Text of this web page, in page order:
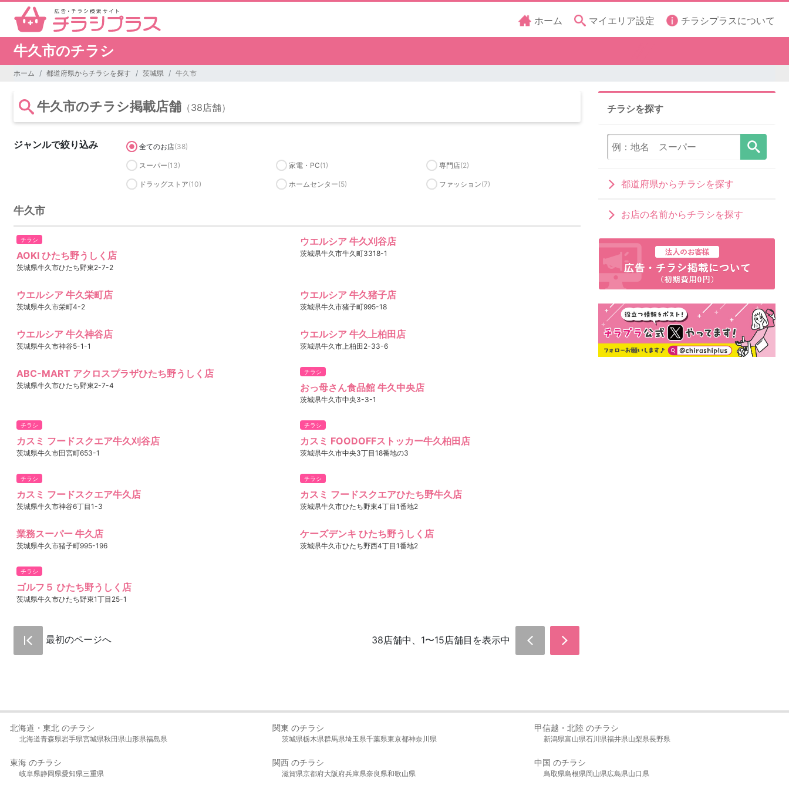
ホーム マイエリア設定 チラシプラスについて
牛久市のチラシ
ホーム 都道府県からチラシを探す 茨城県 牛久市
牛久市のチラシ掲載店舗 （38店舗）
ジャンルで絞り込み 全てのお店(38)
スーパー(13) 家電・PC(1) 専門店(2)
ドラッグストア(10) ホームセンター(5) ファッション(7)
牛久市
チラシ
AOKI ひたち野うしく店
茨城県牛久市ひたち野東2-7-2
ウエルシア 牛久刈谷店
茨城県牛久市牛久町3318-1
ウエルシア 牛久栄町店
茨城県牛久市栄町4-2
ウエルシア 牛久猪子店
茨城県牛久市猪子町995-18
ウエルシア 牛久神谷店
茨城県牛久市神谷5-1-1
ウエルシア 牛久上柏田店
茨城県牛久市上柏田2-33-6
ABC-MART アクロスプラザひたち野うしく店
茨城県牛久市ひたち野東2-7-4
チラシ
おっ母さん食品館 牛久中央店
茨城県牛久市中央3-3-1
チラシ
カスミ フードスクエア牛久刈谷店
茨城県牛久市田宮町653-1
チラシ
カスミ FOODOFFストッカー牛久柏田店
茨城県牛久市中央3丁目18番地の3
チラシ
カスミ フードスクエア牛久店
茨城県牛久市神谷6丁目1-3
チラシ
カスミ フードスクエアひたち野牛久店
茨城県牛久市ひたち野東4丁目1番地2
業務スーパー 牛久店
茨城県牛久市猪子町995-196
ケーズデンキ ひたち野うしく店
茨城県牛久市ひたち野西4丁目1番地2
チラシ
ゴルフ５ ひたち野うしく店
茨城県牛久市ひたち野東1丁目25-1
最初のページへ 38店舗中、1〜15店舗目を表示中
チラシを探す
都道府県からチラシを探す
お店の名前からチラシを探す
北海道・東北 のチラシ
北海道青森県岩手県宮城県秋田県山形県福島県
関東 のチラシ
茨城県栃木県群馬県埼玉県千葉県東京都神奈川県
甲信越・北陸 のチラシ
新潟県富山県石川県福井県山梨県長野県
東海 のチラシ
岐阜県静岡県愛知県三重県
関西 のチラシ
滋賀県京都府大阪府兵庫県奈良県和歌山県
中国 のチラシ
鳥取県島根県岡山県広島県山口県